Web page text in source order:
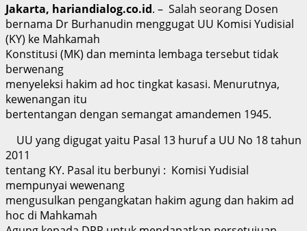
Jakarta, hariandialog.co.id. – Salah seorang Dosen
bernama Dr Burhanudin menggugat UU Komisi Yudisial
(KY) ke Mahkamah
Konstitusi (MK) dan meminta lembaga tersebut tidak
berwenang
menyeleksi hakim ad hoc tingkat kasasi. Menurutnya,
kewenangan itu
bertentangan dengan semangat amandemen 1945.
UU yang digugat yaitu Pasal 13 huruf a UU No 18 tahun
2011
tentang KY. Pasal itu berbunyi : Komisi Yudisial
mempunyai wewenang
mengusulkan pengangkatan hakim agung dan hakim ad
hoc di Mahkamah